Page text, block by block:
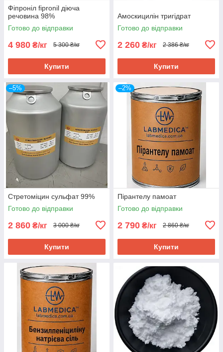
Фіпроніл fipronil діюча
речовина 98%
Готово до відправки
4 980 ₴/кг 5 300 ₴/кг
Купити
Амоскицилін тригідрат
Готово до відправки
2 260 ₴/кг 2 386 ₴/кг
Купити
–5%
Стретоміцин сульфат 99%
Готово до відправки
2 860 ₴/кг 3 000 ₴/кг
Купити
–2%
Пірантелу памоат
Готово до відправки
2 790 ₴/кг 2 860 ₴/кг
Купити